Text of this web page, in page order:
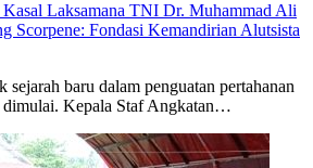
Laksamana TNI Dr. Muhammad Ali
Scorpene: Fondasi Kemandirian Alutsista
baru dalam penguatan pertahanan
dimulai. Kepala Staf Angkatan…